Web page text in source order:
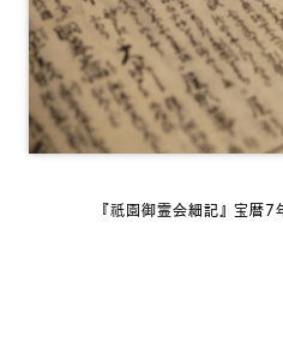
『祇園御霊会細記』 宝暦